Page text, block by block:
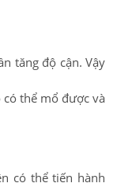
tăng độ cận. Vậy
thể mổ được và
có thể tiến hành